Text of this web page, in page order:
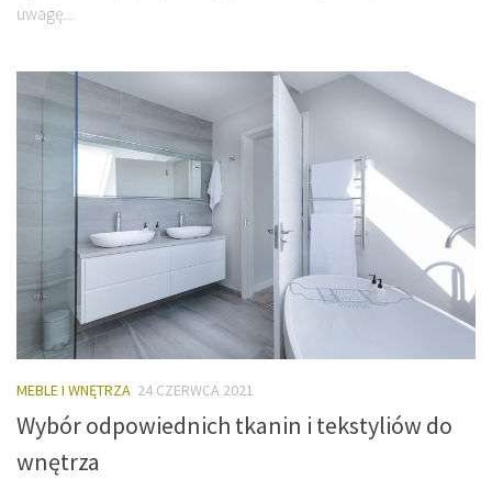
uwagę...
MEBLE I WNĘTRZA 24 CZERWCA 2021
Wybór odpowiednich tkanin i tekstyliów do
wnętrza